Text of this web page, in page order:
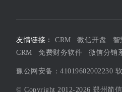
友情链接： CRM 微信开盘 智
CRM
免费财务软件 微信分销
豫公网安备：41019602002230
© Copyright 2012-2026 郑州简